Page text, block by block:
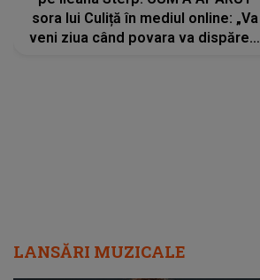
sora lui Culiță în mediul online: „Va
veni ziua când povara va dispărea,
LANSĂRI MUZICALE